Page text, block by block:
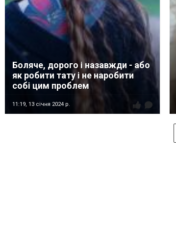
Боляче, дорого і назавжди - або
як робити тату і не наробити
собі цим проблем
11:19, 13 січня 2024 р.